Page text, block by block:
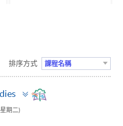
排序方式 課程名稱
Toggle
panel
期二)